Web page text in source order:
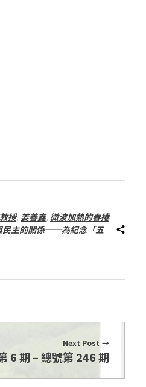
授, 姜善鑫, 微波加熱的春捲
民主的關係──為紀念「五
Next Post
6 期 – 總號第 246 期